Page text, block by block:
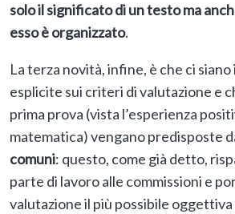
solo il significato di un testo ma
esso è organizzato.
La terza novità, infine, è che ci
esplicite sui criteri di valutazione e
prima prova (vista l’esperienza
matematica) vengano predisposte
comuni: questo, come già detto,
parte di lavoro alle commissioni e
valutazione il più possibile